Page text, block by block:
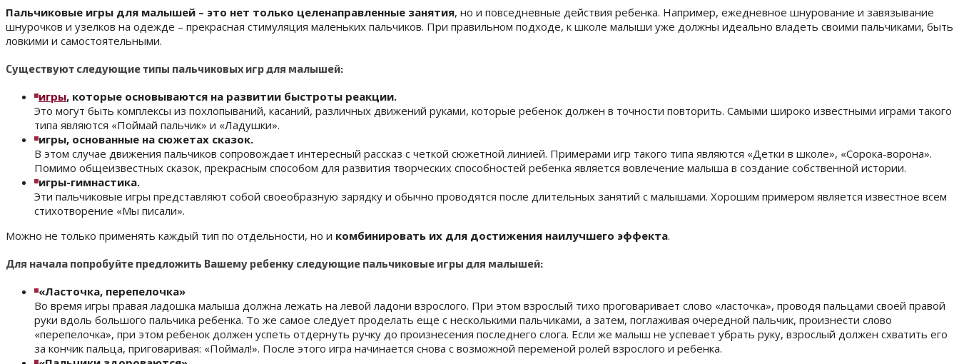
Пальчиковые игры для малышей – это нет только целенаправленные занятия, но и повседневные действия ребенка. Например, ежедневное шнурование и завязывание
шнурочков и узелков на одежде – прекрасная стимуляция маленьких пальчиков. При правильном подходе, к школе малыши уже должны идеально владеть своими пальчиками, быть
ловкими и самостоятельными.
Существуют следующие типы пальчиковых игр для малышей:
игры, которые основываются на развитии быстроты реакции.
Это могут быть комплексы из похлопываний, касаний, различных движений руками, которые ребенок должен в точности повторить. Самыми широко известными играми такого
типа являются «Поймай пальчик» и «Ладушки».
игры, основанные на сюжетах сказок.
В этом случае движения пальчиков сопровождает интересный рассказ с четкой сюжетной линией. Примерами игр такого типа являются «Детки в школе», «Сорока-ворона».
Помимо общеизвестных сказок, прекрасным способом для развития творческих способностей ребенка является вовлечение малыша в создание собственной истории.
игры-гимнастика.
Эти пальчиковые игры представляют собой своеобразную зарядку и обычно проводятся после длительных занятий с малышами. Хорошим примером является известное всем
стихотворение «Мы писали».
Можно не только применять каждый тип по отдельности, но и комбинировать их для достижения наилучшего эффекта.
Для начала попробуйте предложить Вашему ребенку следующие пальчиковые игры для малышей:
«Ласточка, перепелочка»
Во время игры правая ладошка малыша должна лежать на левой ладони взрослого. При этом взрослый тихо проговаривает слово «ласточка», проводя пальцами своей правой
руки вдоль большого пальчика ребенка. То же самое следует проделать еще с несколькими пальчиками, а затем, поглаживая очередной пальчик, произнести слово
«перепелочка», при этом ребенок должен успеть отдернуть ручку до произнесения последнего слога. Если же малыш не успевает убрать руку, взрослый должен схватить его
за кончик пальца, приговаривая: «Поймал!». После этого игра начинается снова с возможной переменой ролей взрослого и ребенка.